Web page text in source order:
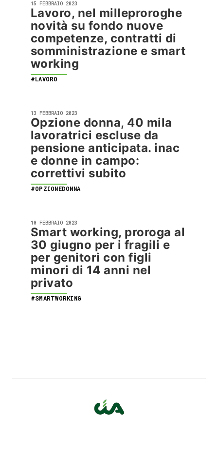
15 FEBBRAIO 2023
Lavoro, nel milleproroghe
novità su fondo nuove
competenze, contratti di
somministrazione e smart
working
#LAVORO
13 FEBBRAIO 2023
Opzione donna, 40 mila
lavoratrici escluse da
pensione anticipata. inac
e donne in campo:
correttivi subito
#OPZIONEDONNA
10 FEBBRAIO 2023
Smart working, proroga al
30 giugno per i fragili e
per genitori con figli
minori di 14 anni nel
privato
#SMARTWORKING